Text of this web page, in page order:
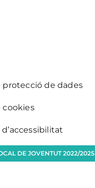
protecció de dades
cookies
DE JOVENTUT 2022/2025